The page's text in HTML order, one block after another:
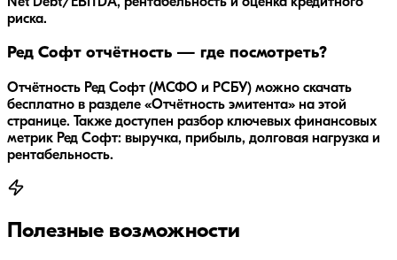
риска.
Ред Софт отчётность — где посмотреть?
Отчётность Ред Софт (МСФО и РСБУ) можно скачать
бесплатно в разделе «Отчётность эмитента» на этой
странице. Также доступен разбор ключевых финансовых
метрик Ред Софт: выручка, прибыль, долговая нагрузка и
рентабельность.
Полезные возможности